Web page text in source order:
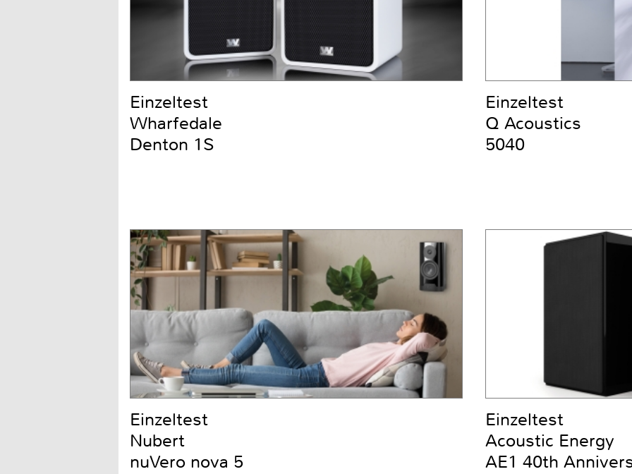
Einzeltest
Wharfedale
Denton 1S
Einzeltest
Q Acoustics
5040
Einzeltest
Nubert
nuVero nova 5
Einzeltest
Acoustic Energy
AE1 40th